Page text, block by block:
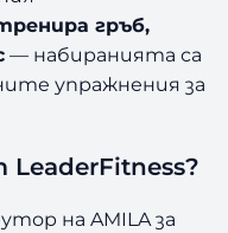
гръб,
— набиранията са
упражнения за
на AMILA за